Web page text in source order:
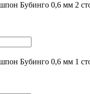
Бубинго 0,6 мм 2
Бубинго 0,6 мм 1